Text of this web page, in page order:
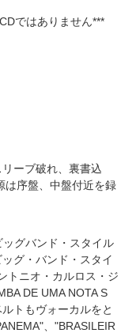
ではありません***
ーブ破れ、裏書込
は序盤、中盤付近を録
グバンド・スタイル
グ・バンド・スタイ
トニオ・カルロス・ジ
DE UMA NOTA S
トもヴォーカルをと
、"BRASILEIR